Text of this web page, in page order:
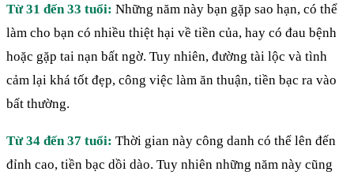
Từ 31 đến 33 tuổi: Những năm này bạn gặp sao hạn, có thể
làm cho bạn có nhiều thiệt hại về tiền của, hay có đau bệnh
hoặc gặp tai nạn bất ngờ. Tuy nhiên, đường tài lộc và tình
cảm lại khá tốt đẹp, công việc làm ăn thuận, tiền bạc ra vào
bất thường.
Từ 34 đến 37 tuổi: Thời gian này công danh có thể lên đến
đỉnh cao, tiền bạc dồi dào. Tuy nhiên những năm này cũng